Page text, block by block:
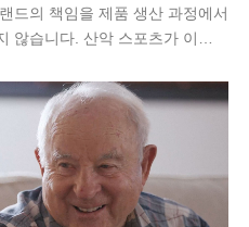
드의 책임을 제품 생산 과정에서
않습니다. 산악 스포츠가 이…